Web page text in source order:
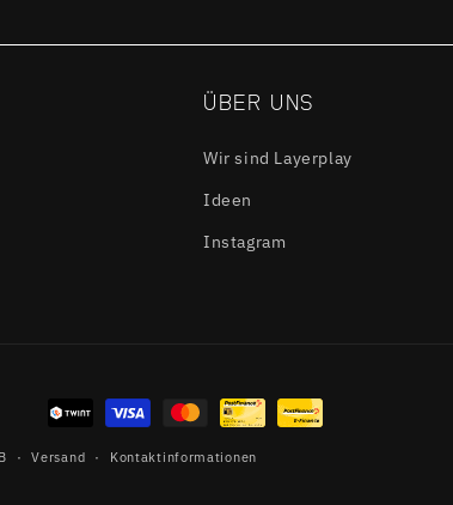
ÜBER UNS
Wir sind Layerplay
Ideen
Instagram
Zahlungsmethoden
Versand Kontaktinformationen